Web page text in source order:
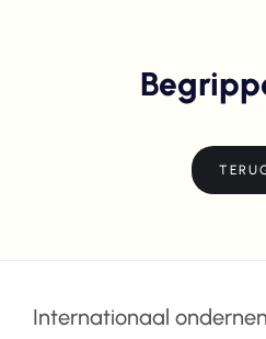
Internationaal